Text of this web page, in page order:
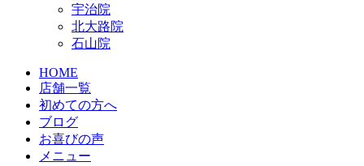
宇治院
北大路院
石山院
HOME
店舗一覧
初めての方へ
ブログ
お喜びの声
メニュー